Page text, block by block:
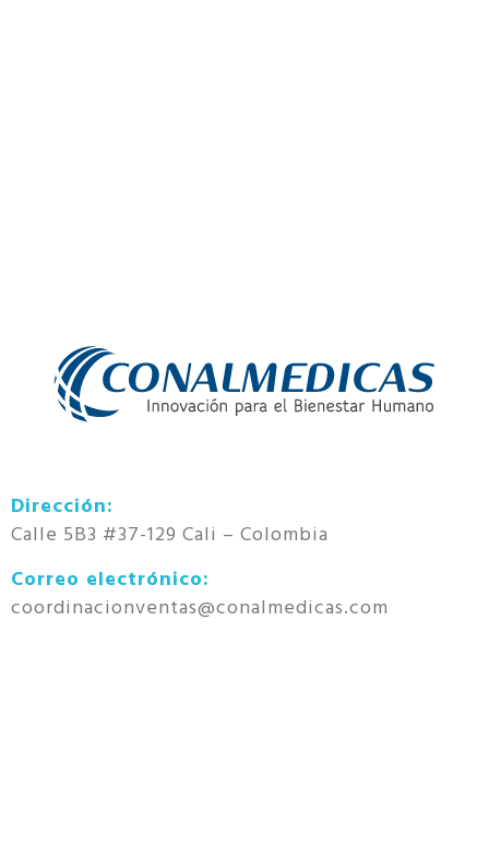
Dirección:
Calle 5B3 #37-129 Cali – Colombia
Correo electrónico:
coordinacionventas@conalmedicas.com